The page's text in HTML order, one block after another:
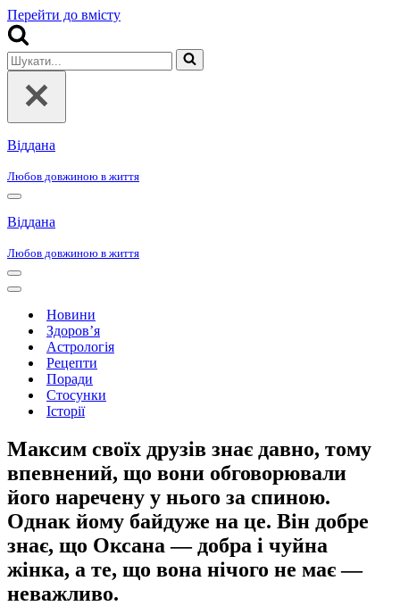
Перейти до вмісту
Шукати...
Віддана
Любов довжиною в життя
Меню
навігації
Віддана
Любов довжиною в життя
Меню
навігації
Меню
навігаціїНовини
Здоров’я
Астрологія
Рецепти
Поради
Стосунки
Історії
Максим своїх друзів знає давно, тому
впевнений, що вони обговорювали
його наречену у нього за спиною.
Однак йому байдуже на це. Він добре
знає, що Оксана — добра і чуйна
жінка, а те, що вона нічого не має —
неважливо.